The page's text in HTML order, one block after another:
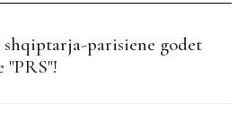
parisiene godet
"PRS"!